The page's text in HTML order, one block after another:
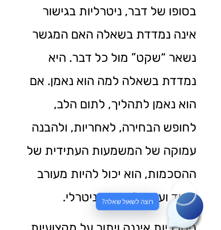
בסופו של דבר, ניטרליות בגישור
אינה נמדדת בשאלה האם המגשר
נשאר “שקט” מול כל דבר. היא
נמדדת בשאלה למה הוא נאמן. אם
הוא נאמן לתהליך, לתום הלב,
לחופש הבחירה, לאחריות, ולהבנה
עמוקה של המשמעות העתידית של
ההסכמות, הוא יכול להיות מעורב
מאוד ועדיין להישאר ניטרלי.
רוצה לשאול שאלה?